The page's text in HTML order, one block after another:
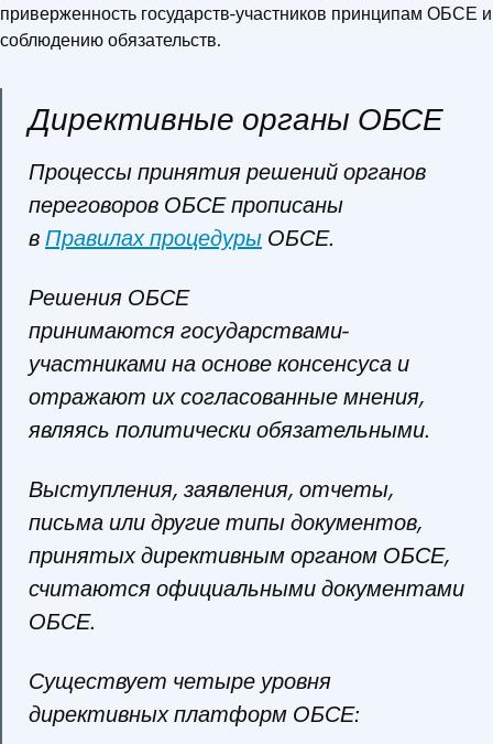
приверженность государств-участников принципам ОБСЕ и
соблюдению обязательств.
Директивные органы ОБСЕ
Процессы принятия решений органов
переговоров ОБСЕ прописаны
вПравилах процедуры ОБСЕ.
Решения ОБСЕ
принимаются государствами-
участниками на основе консенсуса и
отражают их согласованные мнения,
являясь политически обязательными.
Выступления, заявления, отчеты,
письма или другие типы документов,
принятых директивным органом ОБСЕ,
считаются официальными документами
ОБСЕ.
Существует четыре уровня
директивных платформ ОБСЕ: